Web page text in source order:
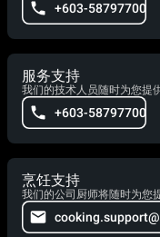
+603-58797700
服务支持
我们的技术人员随时为您提
+603-58797700
烹饪支持
我们的公司厨师将随时为您